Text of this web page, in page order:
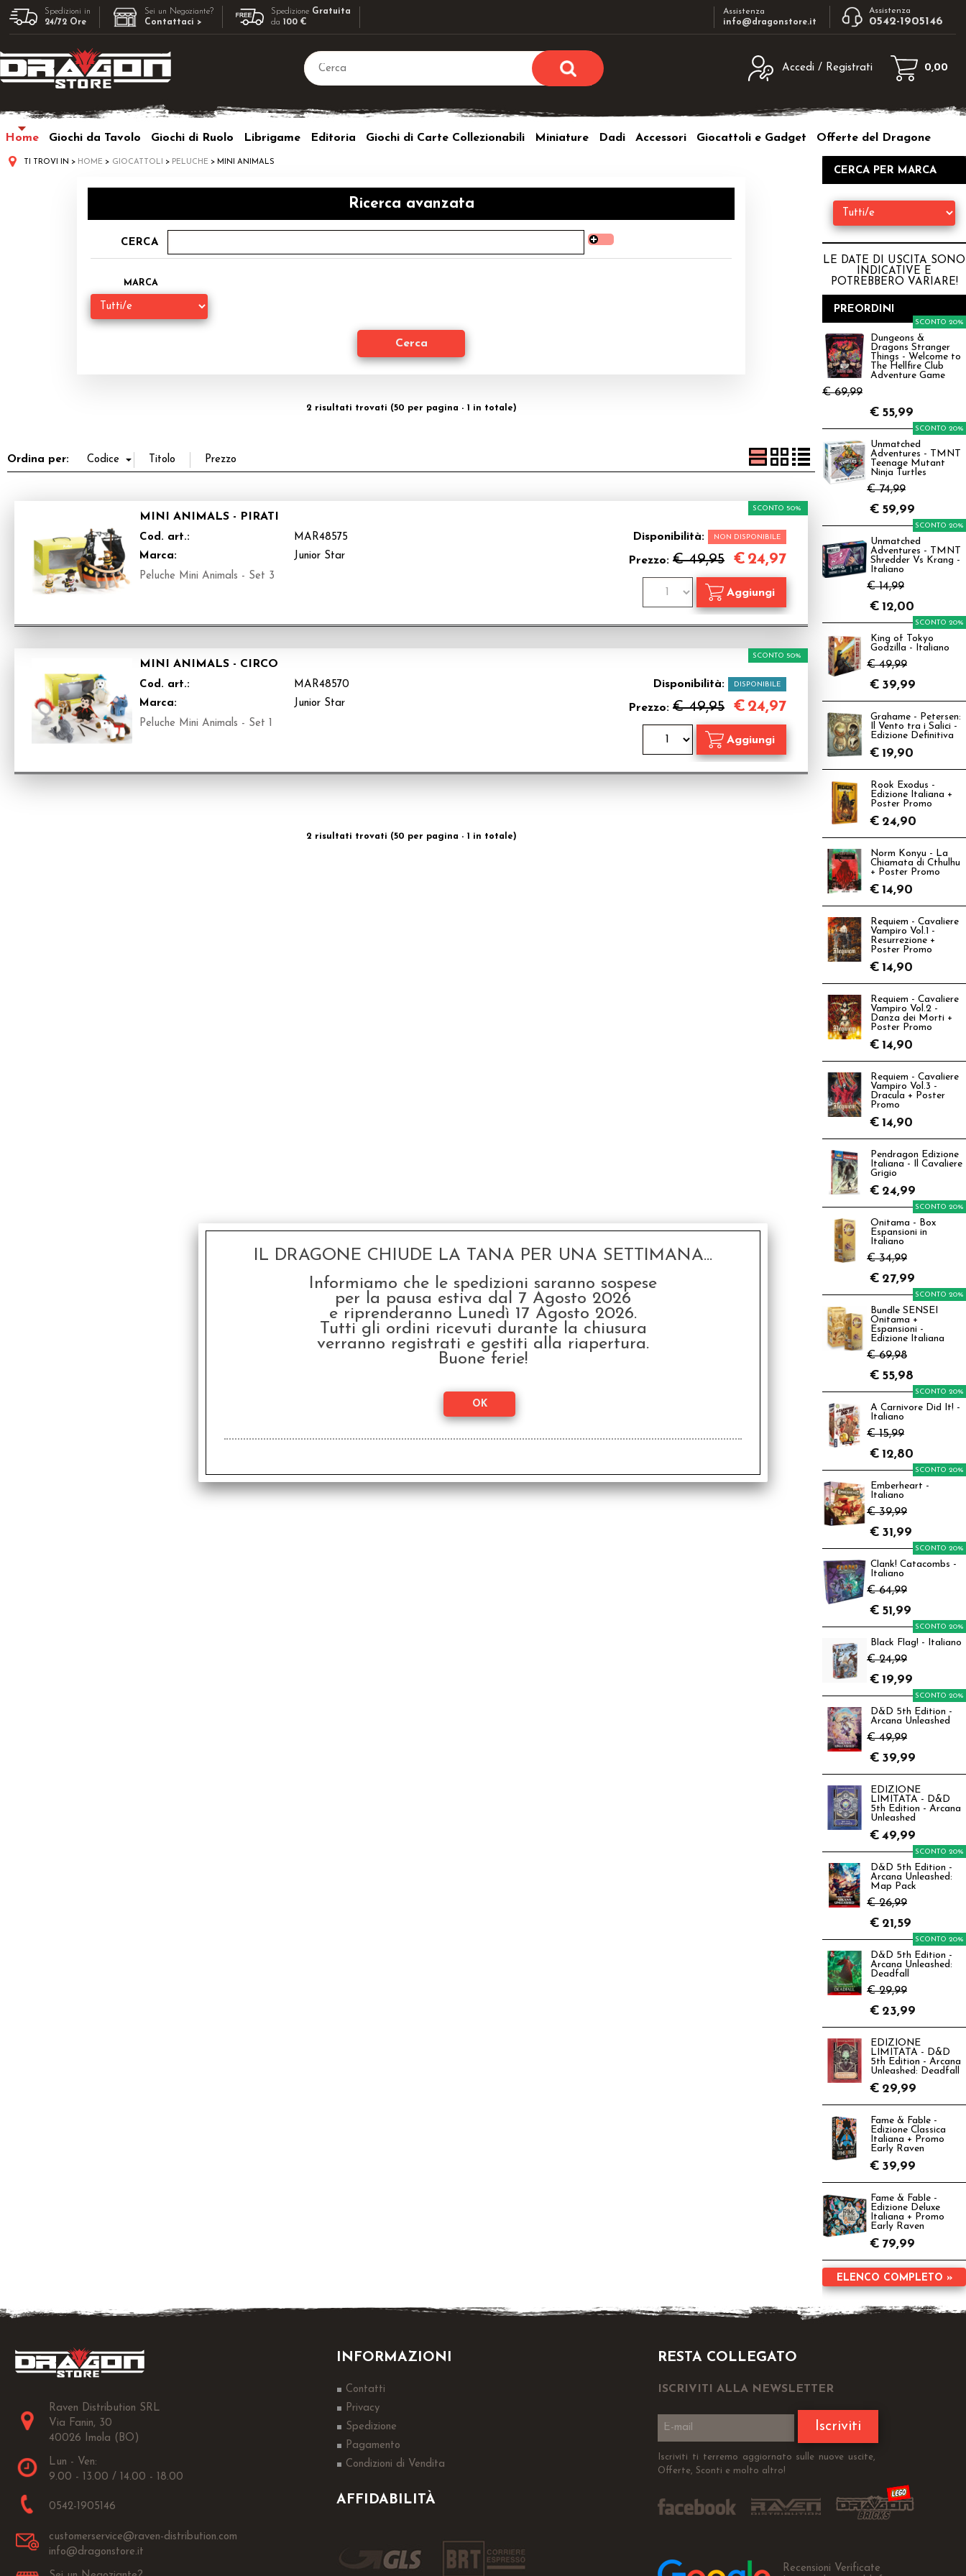
Spedizioni in
24/72 Ore
Sei un Negoziante?
Contattaci >
Spedizione Gratuita
da100 €
Assistenza
info@dragonstore.it
Assistenza
0542-1905146
Accedi / Registrati
utente e la password e poi clicca sul
sito clicca sul pulsante "Registrati"
0,00
Home Giochi da Tavolo Giochi di Ruolo Librigame Editoria Giochi di Carte Collezionabili Miniature Dadi Accessori Giocattoli e Gadget Offerte del Dragone
TI TROVI IN HOME GIOCATTOLI PELUCHE MINI ANIMALS
Ricerca avanzata
CERCA
MARCA
2 risultati trovati (50 per pagina - 1 in totale)
Ordina per:
MINI ANIMALS - PIRATI
Cod. art.:
MAR48575
Marca:
Junior Star
Peluche Mini Animals - Set 3
Disponibilità: NON DISPONIBILE
Prezzo: € 49,95
SCONTO 50%
€ 24,97
MINI ANIMALS - CIRCO
Cod. art.:
MAR48570
Marca:
Junior Star
Peluche Mini Animals - Set 1
Disponibilità: DISPONIBILE
Prezzo: € 49,95
SCONTO 50%
€ 24,97
2 risultati trovati (50 per pagina - 1 in totale)
CERCA PER MARCA
LE DATE DI USCITA SONO
INDICATIVE E
POTREBBERO VARIARE!
PREORDINI
Dungeons &
Dragons Stranger
Things - Welcome to
The Hellfire Club
Adventure Game
€ 69,99
SCONTO 20%
€ 55,99
Unmatched
Adventures - TMNT
Teenage Mutant
Ninja Turtles
€ 74,99
SCONTO 20%
€ 59,99
Unmatched
Adventures - TMNT
Shredder Vs Krang -
Italiano
€ 14,99
SCONTO 20%
€ 12,00
King of Tokyo
Godzilla - Italiano
€ 49,99
SCONTO 20%
€ 39,99
Grahame - Petersen:
Il Vento tra i Salici -
Edizione Definitiva
€ 19,90
Rook Exodus -
Edizione Italiana +
Poster Promo
€ 24,90
Norm Konyu - La
Chiamata di Cthulhu
+ Poster Promo
€ 14,90
Requiem - Cavaliere
Vampiro Vol.1 -
Resurrezione +
Poster Promo
€ 14,90
Requiem - Cavaliere
Vampiro Vol.2 -
Danza dei Morti +
Poster Promo
€ 14,90
Requiem - Cavaliere
Vampiro Vol.3 -
Dracula + Poster
Promo
€ 14,90
Pendragon Edizione
Italiana - Il Cavaliere
Grigio
€ 24,99
Onitama - Box
Espansioni in
Italiano
€ 34,99
SCONTO 20%
€ 27,99
Bundle SENSEI
Onitama +
Espansioni -
Edizione Italiana
€ 69,98
SCONTO 20%
€ 55,98
A Carnivore Did It! -
Italiano
€ 15,99
SCONTO 20%
€ 12,80
Emberheart -
Italiano
€ 39,99
SCONTO 20%
€ 31,99
Clank! Catacombs -
Italiano
€ 64,99
SCONTO 20%
€ 51,99
Black Flag! - Italiano
€ 24,99
SCONTO 20%
€ 19,99
D&D 5th Edition -
Arcana Unleashed
€ 49,99
SCONTO 20%
€ 39,99
EDIZIONE
LIMITATA - D&D
5th Edition - Arcana
Unleashed
€ 49,99
D&D 5th Edition -
Arcana Unleashed:
Map Pack
€ 26,99
SCONTO 20%
€ 21,59
D&D 5th Edition -
Arcana Unleashed:
Deadfall
€ 29,99
SCONTO 20%
€ 23,99
EDIZIONE
LIMITATA - D&D
5th Edition - Arcana
Unleashed: Deadfall
€ 29,99
Fame & Fable -
Edizione Classica
Italiana + Promo
Early Raven
€ 39,99
Fame & Fable -
Edizione Deluxe
Italiana + Promo
Early Raven
€ 79,99
ELENCO COMPLETO »
Raven Distribution SRL
Via Fanin, 30
40026 Imola (BO)
Lun - Ven:
9.00 - 13.00 / 14.00 - 18.00
0542-1905146
customerservice@raven-distribution.com
info@dragonstore.it
INFORMAZIONI
Contatti
Privacy
Spedizione
Pagamento
Condizioni di Vendita
AFFIDABILITÀ
RESTA COLLEGATO
ISCRIVITI ALLA NEWSLETTER
Iscriviti
Iscriviti ti terremo aggiornato sulle nuove uscite,
Offerte, Sconti e molto altro!
Recensioni Verificate
IL DRAGONE CHIUDE LA TANA PER UNA SETTIMANA...
Informiamo che le spedizioni saranno sospese
per la pausa estiva dal 7 Agosto 2026
e riprenderanno Lunedì 17 Agosto 2026.
Tutti gli ordini ricevuti durante la chiusura
verranno registrati e gestiti alla riapertura.
Buone ferie!